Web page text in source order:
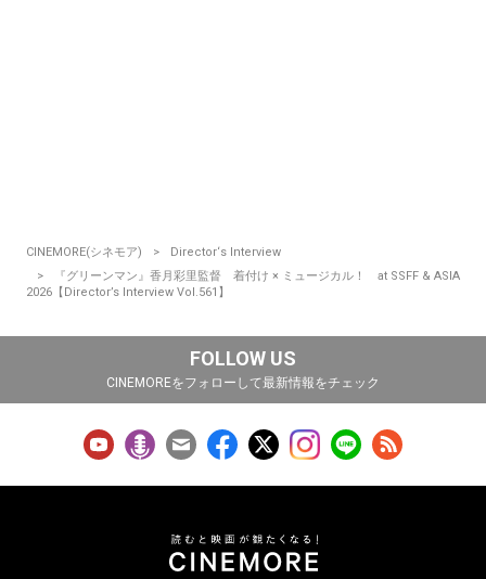
CINEMORE(シネモア)
Director‘s Interview
『グリーンマン』香月彩里監督 着付け × ミュージカル！ at SSFF & ASIA
2026【Director’s Interview Vol.561】
FOLLOW US
CINEMOREをフォローして最新情報をチェック